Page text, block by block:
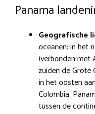
Panama
Geografische
oceanen: in het
(verbonden met
zuiden de Grote
in het oosten
Colombia.
tussen de